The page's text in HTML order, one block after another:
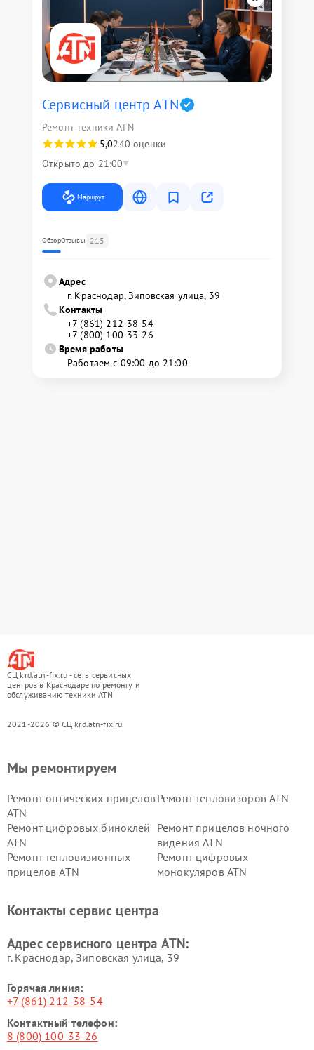
Сервисный центр ATN
Ремонт техники ATN
5,0240 оценки
Открыто до 21:00
Маршрут
ОбзорОтзывы 215
Адрес
г. Краснодар, Зиповская улица, 39
Контакты
+7 (861) 212-38-54
+7 (800) 100-33-26
Время работы
Работаем с 09:00 до 21:00
СЦ krd.atn-fix.ru - сеть сервисных
центров в Краснодаре по ремонту и
обслуживанию техники ATN
2021-2026 © СЦ krd.atn-fix.ru
Мы ремонтируем
Ремонт оптических прицелов
ATN
Ремонт тепловизоров ATN
Ремонт цифровых биноклей
ATN
Ремонт прицелов ночного
видения ATN
Ремонт тепловизионных
прицелов ATN
Ремонт цифровых
монокуляров ATN
Контакты сервис центра
Адрес сервисного центра ATN:
г. Краснодар, Зиповская улица, 39
Горячая линия:
+7 (861) 212-38-54
Контактный телефон:
8 (800) 100-33-26